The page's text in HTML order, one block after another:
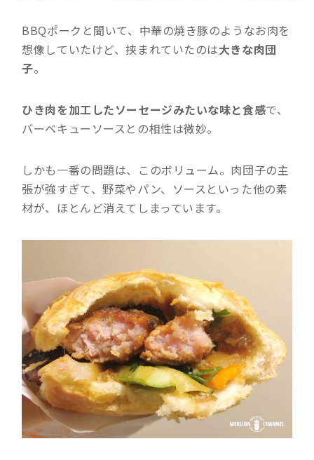
BBQポークと聞いて、中華の焼き豚のようなお肉を
想像していたけど、挟まれていたのは大きな肉団
子。
ひき肉を加工したソーセージみたいな味と食感で、
バーベキューソースとの相性は微妙。
しかも一番の問題は、このボリューム。肉団子の主
張が強すぎて、野菜やパン、ソースといった他の素
材が、ほとんど消えてしまっています。